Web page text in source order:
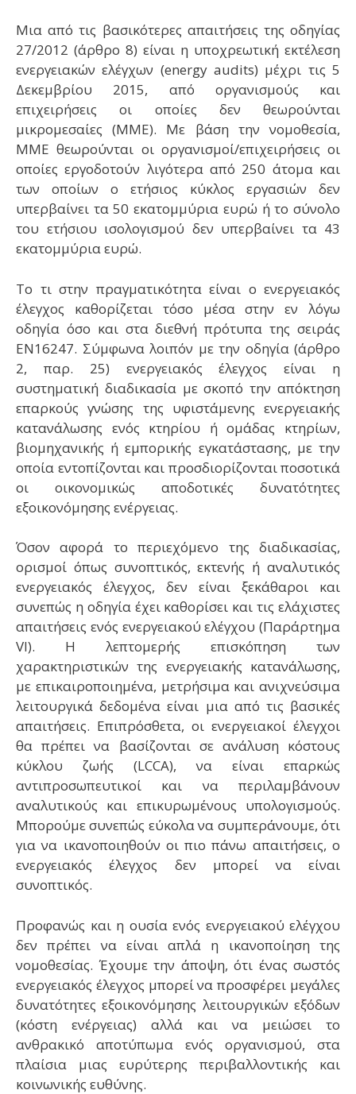
Μια από τις βασικότερες απαιτήσεις της οδηγίας
27/2012 (άρθρο 8) είναι η υποχρεωτική εκτέλεση
ενεργειακών ελέγχων (energy audits) μέχρι τις 5
Δεκεμβρίου 2015, από οργανισμούς και
επιχειρήσεις οι οποίες δεν θεωρούνται
μικρομεσαίες (ΜΜΕ). Με βάση την νομοθεσία,
ΜΜΕ θεωρούνται οι οργανισμοί/επιχειρήσεις οι
οποίες εργοδοτούν λιγότερα από 250 άτομα και
των οποίων ο ετήσιος κύκλος εργασιών δεν
υπερβαίνει τα 50 εκατομμύρια ευρώ ή το σύνολο
του ετήσιου ισολογισμού δεν υπερβαίνει τα 43
εκατομμύρια ευρώ.
Το τι στην πραγματικότητα είναι ο ενεργειακός
έλεγχος καθορίζεται τόσο μέσα στην εν λόγω
οδηγία όσο και στα διεθνή πρότυπα της σειράς
EN16247. Σύμφωνα λοιπόν με την οδηγία (άρθρο
2, παρ. 25) ενεργειακός έλεγχος είναι η
συστηματική διαδικασία με σκοπό την απόκτηση
επαρκούς γνώσης της υφιστάμενης ενεργειακής
κατανάλωσης ενός κτηρίου ή ομάδας κτηρίων,
βιομηχανικής ή εμπορικής εγκατάστασης, με την
οποία εντοπίζονται και προσδιορίζονται ποσοτικά
οι οικονομικώς αποδοτικές δυνατότητες
εξοικονόμησης ενέργειας.
Όσον αφορά το περιεχόμενο της διαδικασίας,
ορισμοί όπως συνοπτικός, εκτενής ή αναλυτικός
ενεργειακός έλεγχος, δεν είναι ξεκάθαροι και
συνεπώς η οδηγία έχει καθορίσει και τις ελάχιστες
απαιτήσεις ενός ενεργειακού ελέγχου (Παράρτημα
VI). Η λεπτομερής επισκόπηση των
χαρακτηριστικών της ενεργειακής κατανάλωσης,
με επικαιροποιημένα, μετρήσιμα και ανιχνεύσιμα
λειτουργικά δεδομένα είναι μια από τις βασικές
απαιτήσεις. Επιπρόσθετα, οι ενεργειακοί έλεγχοι
θα πρέπει να βασίζονται σε ανάλυση κόστους
κύκλου ζωής (LCCA), να είναι επαρκώς
αντιπροσωπευτικοί και να περιλαμβάνουν
αναλυτικούς και επικυρωμένους υπολογισμούς.
Μπορούμε συνεπώς εύκολα να συμπεράνουμε, ότι
για να ικανοποιηθούν οι πιο πάνω απαιτήσεις, ο
ενεργειακός έλεγχος δεν μπορεί να είναι
συνοπτικός.
Προφανώς και η ουσία ενός ενεργειακού ελέγχου
δεν πρέπει να είναι απλά η ικανοποίηση της
νομοθεσίας. Έχουμε την άποψη, ότι ένας σωστός
ενεργειακός έλεγχος μπορεί να προσφέρει μεγάλες
δυνατότητες εξοικονόμησης λειτουργικών εξόδων
(κόστη ενέργειας) αλλά και να μειώσει το
ανθρακικό αποτύπωμα ενός οργανισμού, στα
πλαίσια μιας ευρύτερης περιβαλλοντικής και
κοινωνικής ευθύνης.